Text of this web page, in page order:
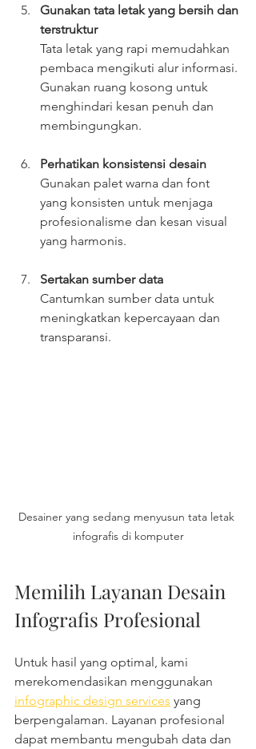
Gunakan tata letak yang bersih dan
terstruktur
Tata letak yang rapi memudahkan
pembaca mengikuti alur informasi.
Gunakan ruang kosong untuk
menghindari kesan penuh dan
membingungkan.
Perhatikan konsistensi desain
Gunakan palet warna dan font
yang konsisten untuk menjaga
profesionalisme dan kesan visual
yang harmonis.
Sertakan sumber data
Cantumkan sumber data untuk
meningkatkan kepercayaan dan
transparansi.
Desainer yang sedang menyusun tata letak
infografis di komputer
Memilih Layanan Desain
Infografis Profesional
Untuk hasil yang optimal, kami
merekomendasikan menggunakan
infographic design services yang
berpengalaman. Layanan profesional
dapat membantu mengubah data dan